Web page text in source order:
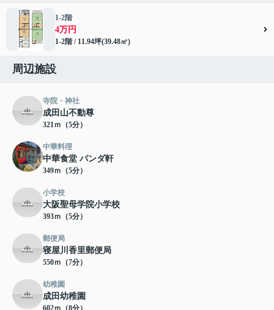
1-2階
4万円
1-2階 / 11.94坪(39.48㎡)
周辺施設
寺院・神社
成田山不動尊
321ｍ（5分）
中華料理
中華食堂 パンダ軒
349ｍ（5分）
小学校
大阪聖母学院小学校
393ｍ（5分）
郵便局
寝屋川香里郵便局
550ｍ（7分）
幼稚園
成田幼稚園
602ｍ（8分）